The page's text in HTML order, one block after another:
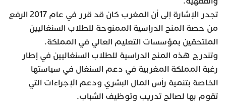
تجدر الإشارة إلى أن المغرب كان قد قرر في عام 2017 الرفع
من حصة المنح الدراسية الممنوحة للطلاب السنغاليين
الملتحقين بمؤسسات التعليم العالي في المملكة.
وتندرج هذه المنح الدراسية للطلاب السنغاليين في إطار
رغبة المملكة المغربية في دعم السنغال في سياستها
الخاصة بتنمية رأس المال البشري ودعم الإجراءات التي
تقوم بها لصالح تدريب وتوظيف الشباب.